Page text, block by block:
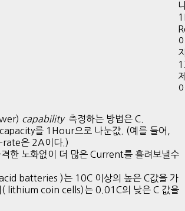
capability측정하는 방법은 C.
를 1Hour으로 나눈값. (예를 들어,
rate은 2A이다.)
한 노화없이 더 많은 Current를 흘려보낼수
batteries )는 10C 이상의 높은 C값을 가
( lithium coin cells)는 0.01C의 낮은 C 값을